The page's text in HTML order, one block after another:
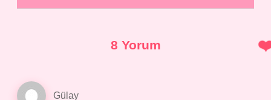
8 Yorum
Gülay